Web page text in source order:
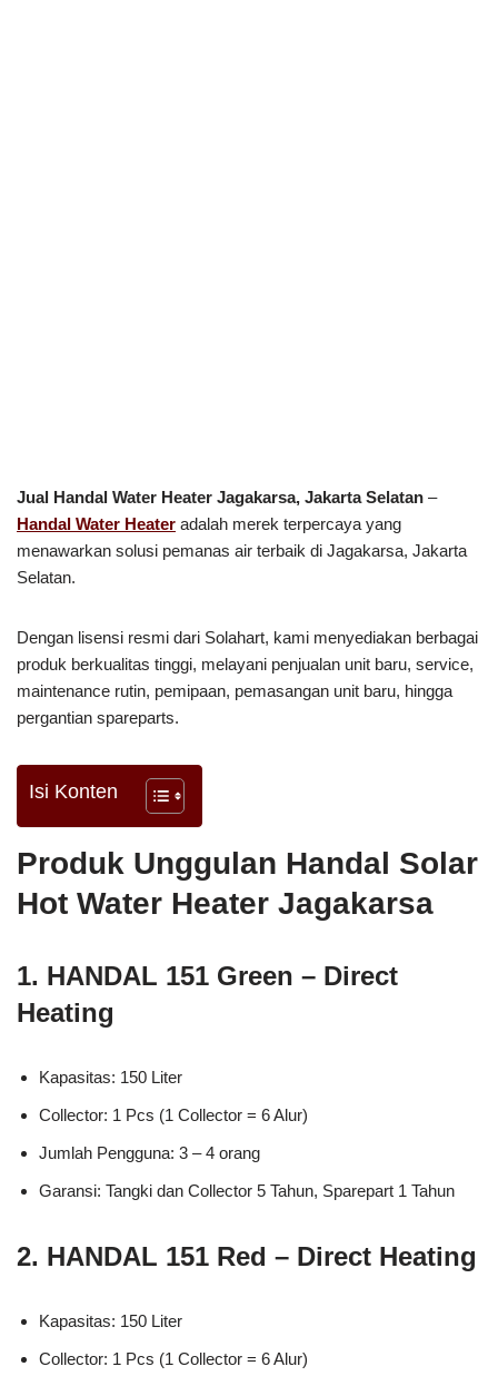
Jual Handal Water Heater Jagakarsa, Jakarta Selatan –
Handal Water Heater adalah merek terpercaya yang
menawarkan solusi pemanas air terbaik di Jagakarsa, Jakarta
Selatan.
Dengan lisensi resmi dari Solahart, kami menyediakan berbagai
produk berkualitas tinggi, melayani penjualan unit baru, service,
maintenance rutin, pemipaan, pemasangan unit baru, hingga
pergantian spareparts.
Isi Konten
Produk Unggulan Handal Solar
Hot Water Heater Jagakarsa
1. HANDAL 151 Green – Direct
Heating
Kapasitas: 150 Liter
Collector: 1 Pcs (1 Collector = 6 Alur)
Jumlah Pengguna: 3 – 4 orang
Garansi: Tangki dan Collector 5 Tahun, Sparepart 1 Tahun
2. HANDAL 151 Red – Direct Heating
Kapasitas: 150 Liter
Collector: 1 Pcs (1 Collector = 6 Alur)